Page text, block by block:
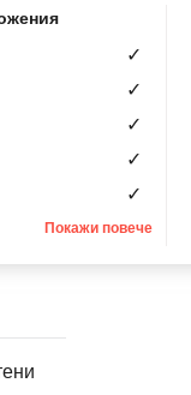
✓
✓
✓
✓
✓
Покажи повече